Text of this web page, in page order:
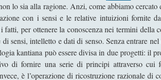
lo sia alla ragione. Anzi, come abbiamo cercato
con i sensi e le relative intuizioni fornite
fatti, per ottenere la conoscenza nei termini della
di sensi, intelletto e dati di senso. Senza entrare
kantiana può essere divisa in due progetti: il
di fornire una serie di principi attraverso cui
è l’operazione di ricostruzione razionale di